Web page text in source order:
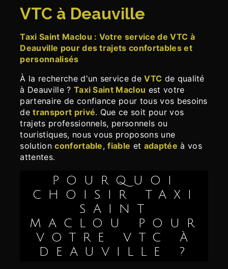
VTC à Deauville
Taxi Saint Maclou : Votre service de VTC à
Deauville pour des trajets confortables et
personnalisés
À la recherche d'un service deVTC de qualité
à Deauville ? Taxi Saint Maclou est votre
partenaire de confiance pour tous vos besoins
detransport privé. Que ce soit pour vos
trajets professionnels, personnels ou
touristiques, nous vous proposons une
solutionconfortable,fiable et adaptée à vos
attentes.
POURQUOI
CHOISIR TAXI
SAINT
MACLOU POUR
VOTRE VTC À
DEAUVILLE ?